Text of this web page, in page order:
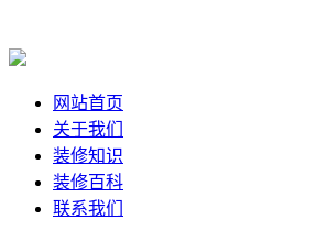
网站首页
关于我们
装修知识
装修百科
联系我们